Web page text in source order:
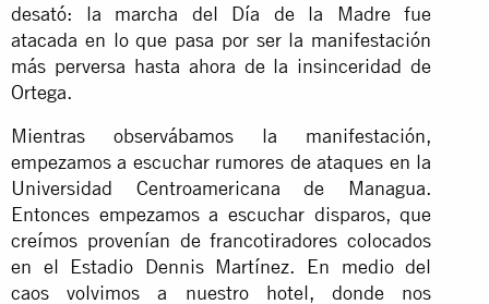
desató: la marcha del Día de la Madre fue
atacada en lo que pasa por ser la manifestación
más perversa hasta ahora de la insinceridad de
Ortega.
Mientras observábamos la manifestación,
empezamos a escuchar rumores de ataques en la
Universidad Centroamericana de Managua.
Entonces empezamos a escuchar disparos, que
creímos provenían de francotiradores colocados
en el Estadio Dennis Martínez. En medio del
caos volvimos a nuestro hotel, donde nos